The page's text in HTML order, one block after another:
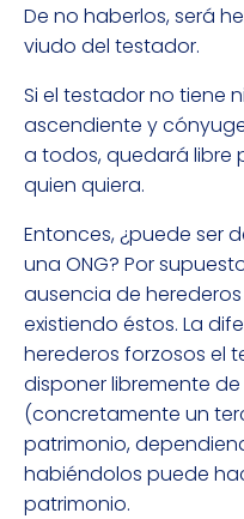
De no haberlos, será
viudo del testador.
Si el testador no tiene
ascendiente y
a todos, quedará libre
quien quiera.
Entonces, ¿puede ser
una ONG? Por
ausencia de
existiendo éstos. La
herederos forzosos el
disponer libremente
(concretamente un
patrimonio,
habiéndolos puede
patrimonio.